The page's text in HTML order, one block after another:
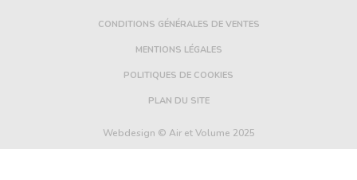
CONDITIONS GÉNÉRALES DE VENTES
MENTIONS LÉGALES
POLITIQUES DE COOKIES
PLAN DU SITE
Webdesign © Air et Volume 2025